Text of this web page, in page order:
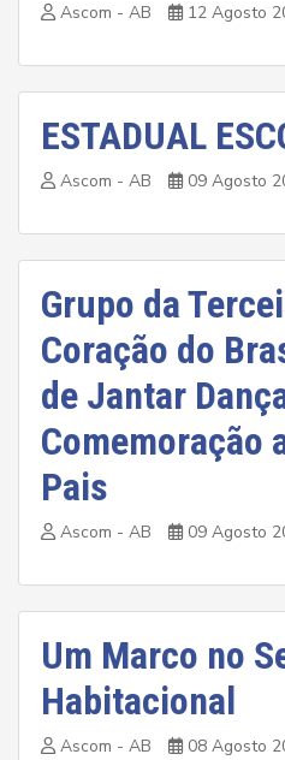
Ascom - AB 12 Agosto
ESTADUAL
Ascom - AB 09 Agosto
Grupo da
Coração do
de Jantar
Comemoração
Pais
Ascom - AB 09 Agosto
Um Marco no
Habitacional
Ascom - AB 08 Agosto